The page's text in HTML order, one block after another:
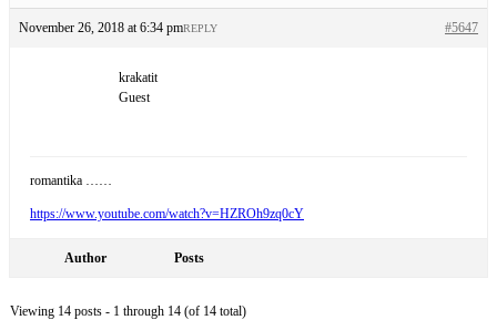
November 26, 2018 at 6:34 pm #5647
REPLY
krakatit
Guest
romantika ……
https://www.youtube.com/watch?v=HZROh9zq0cY
Author Posts
Viewing 14 posts - 1 through 14 (of 14 total)